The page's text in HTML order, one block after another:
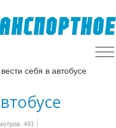
вести себя в автобусе
491